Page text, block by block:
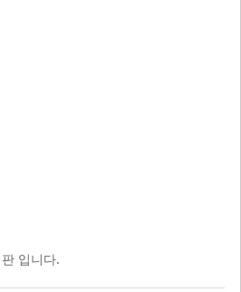
입니다.